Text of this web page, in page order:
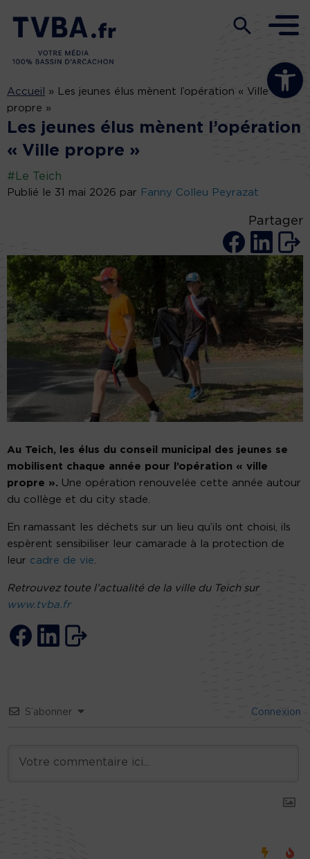
Ouvrir la
Accueil »
Les jeunes élus mènent l’opération « Ville
propre »
Les jeunes élus mènent l’opération
« Ville propre »
#Le Teich
Publié le 31 mai 2026 par Fanny Colleu Peyrazat
Partager
Au Teich, les élus du conseil municipal des jeunes se
mobilisent chaque année pour l’opération « ville
propre ». Une opération renouvelée cette année autour
du collège et du city stade.
En ramassant les déchets sur un lieu qu’ils ont choisi, ils
espèrent sensibiliser leur camarade à la protection de
leur cadre de vie.
Retrouvez toute l’actualité de la ville du Teich sur
www.tvba.fr
S’abonner Connexion